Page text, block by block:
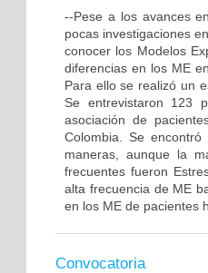
--Pese a los avances
pocas investigaciones
conocer los Modelos
diferencias en los ME
Para ello se realizó un
Se entrevistaron 123
asociación de
Colombia. Se
maneras, aunque la
frecuentes fueron
alta frecuencia de ME
en los ME de pacientes
Convocatoria